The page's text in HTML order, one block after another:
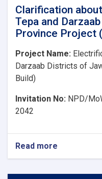
Clarification
Tepa and
Province Project
Project Name:
Darzaab Districts of
Build)
Invitation No: NPD/
2042 .
Read more